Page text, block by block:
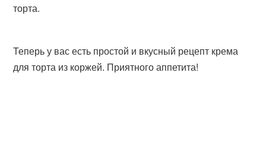
торта.
Теперь у вас есть простой и вкусный рецепт крема
для торта из коржей. Приятного аппетита!